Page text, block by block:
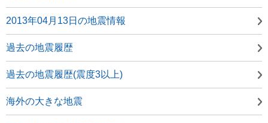
2013年04月13日の地震情報
過去の地震履歴
過去の地震履歴(震度3以上)
海外の大きな地震